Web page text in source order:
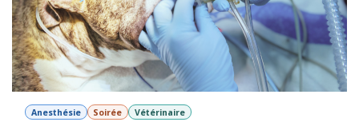
Anesthésie Soirée Vétérinaire